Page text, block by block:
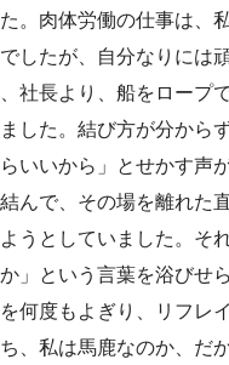
。肉体労働の仕事は、
したが、自分なりには
社長より、船をロープ
した。結び方が分から
いいから」とせかす声
んで、その場を離れた
うとしていました。そ
か」という言葉を浴びせ
何度もよぎり、リフレ
、私は馬鹿なのか、だ